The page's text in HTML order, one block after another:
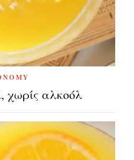
χωρίς αλκοόλ